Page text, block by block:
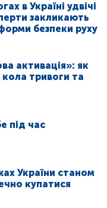
в Україні удвічі
закликають
безпеки руху
активація»: як
тривоги та
під час
України станом
купатися